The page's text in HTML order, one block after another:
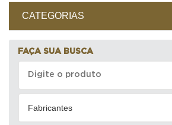
CATEGORIAS
FAÇA SUA BUSCA
Fabricantes